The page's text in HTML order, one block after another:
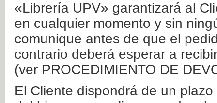
«Librería UPV» garantizará al
en cualquier momento y sin
comunique antes de que el
contrario deberá esperar a
(ver PROCEDIMIENTO DE
El Cliente dispondrá de un